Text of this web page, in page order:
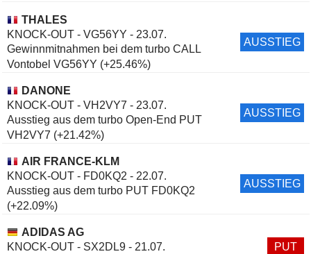
THALES
KNOCK-OUT - VG56YY - 23.07.
Gewinnmitnahmen bei dem turbo CALL
Vontobel VG56YY (+25.46%)
AUSSTIEG
DANONE
KNOCK-OUT - VH2VY7 - 23.07.
Ausstieg aus dem turbo Open-End PUT
VH2VY7 (+21.42%)
AUSSTIEG
AIR FRANCE-KLM
KNOCK-OUT - FD0KQ2 - 22.07.
Ausstieg aus dem turbo PUT FD0KQ2
(+22.09%)
AUSSTIEG
ADIDAS AG
KNOCK-OUT - SX2DL9 - 21.07.
PUT